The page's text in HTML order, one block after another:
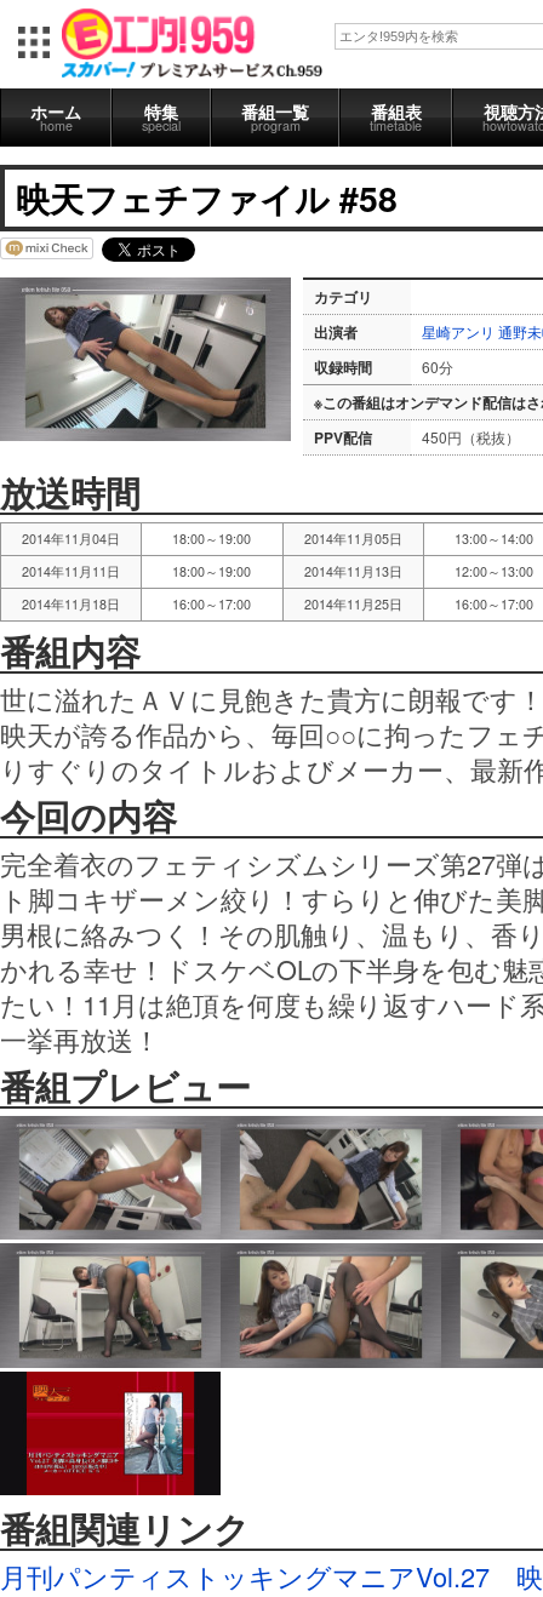
ホーム
home
特集
special
番組一覧
program
番組表
timetable
視聴方
映天フェチファイル #58
カテゴリ
出演者
星崎アンリ 通野
収録時間 60分
※この番組はオンデマンド配信は
PPV配信
450円（税抜）
放送時間
2014年11月04日 18:00～19:00 2014年11月05日
13:00～14:00
2014年11月11日
18:00～19:00 2014年11月13日
12:00～13:00
2014年11月18日
16:00～17:00 2014年11月25日 16:00～17:00
番組内容
世に溢れたＡＶに見飽きた貴方に朗報です
映天が誇る作品から、毎回○○に拘ったフェ
りすぐりのタイトルおよびメーカー、最新
今回の内容
完全着衣のフェティシズムシリーズ第27弾
ト脚コキザーメン絞り！すらりと伸びた美
男根に絡みつく！その肌触り、温もり、香
かれる幸せ！ドスケベOLの下半身を包む
たい！11月は絶頂を何度も繰り返すハード
一挙再放送！
番組プレビュー
番組関連リンク
月刊パンティストッキングマニアVol.27